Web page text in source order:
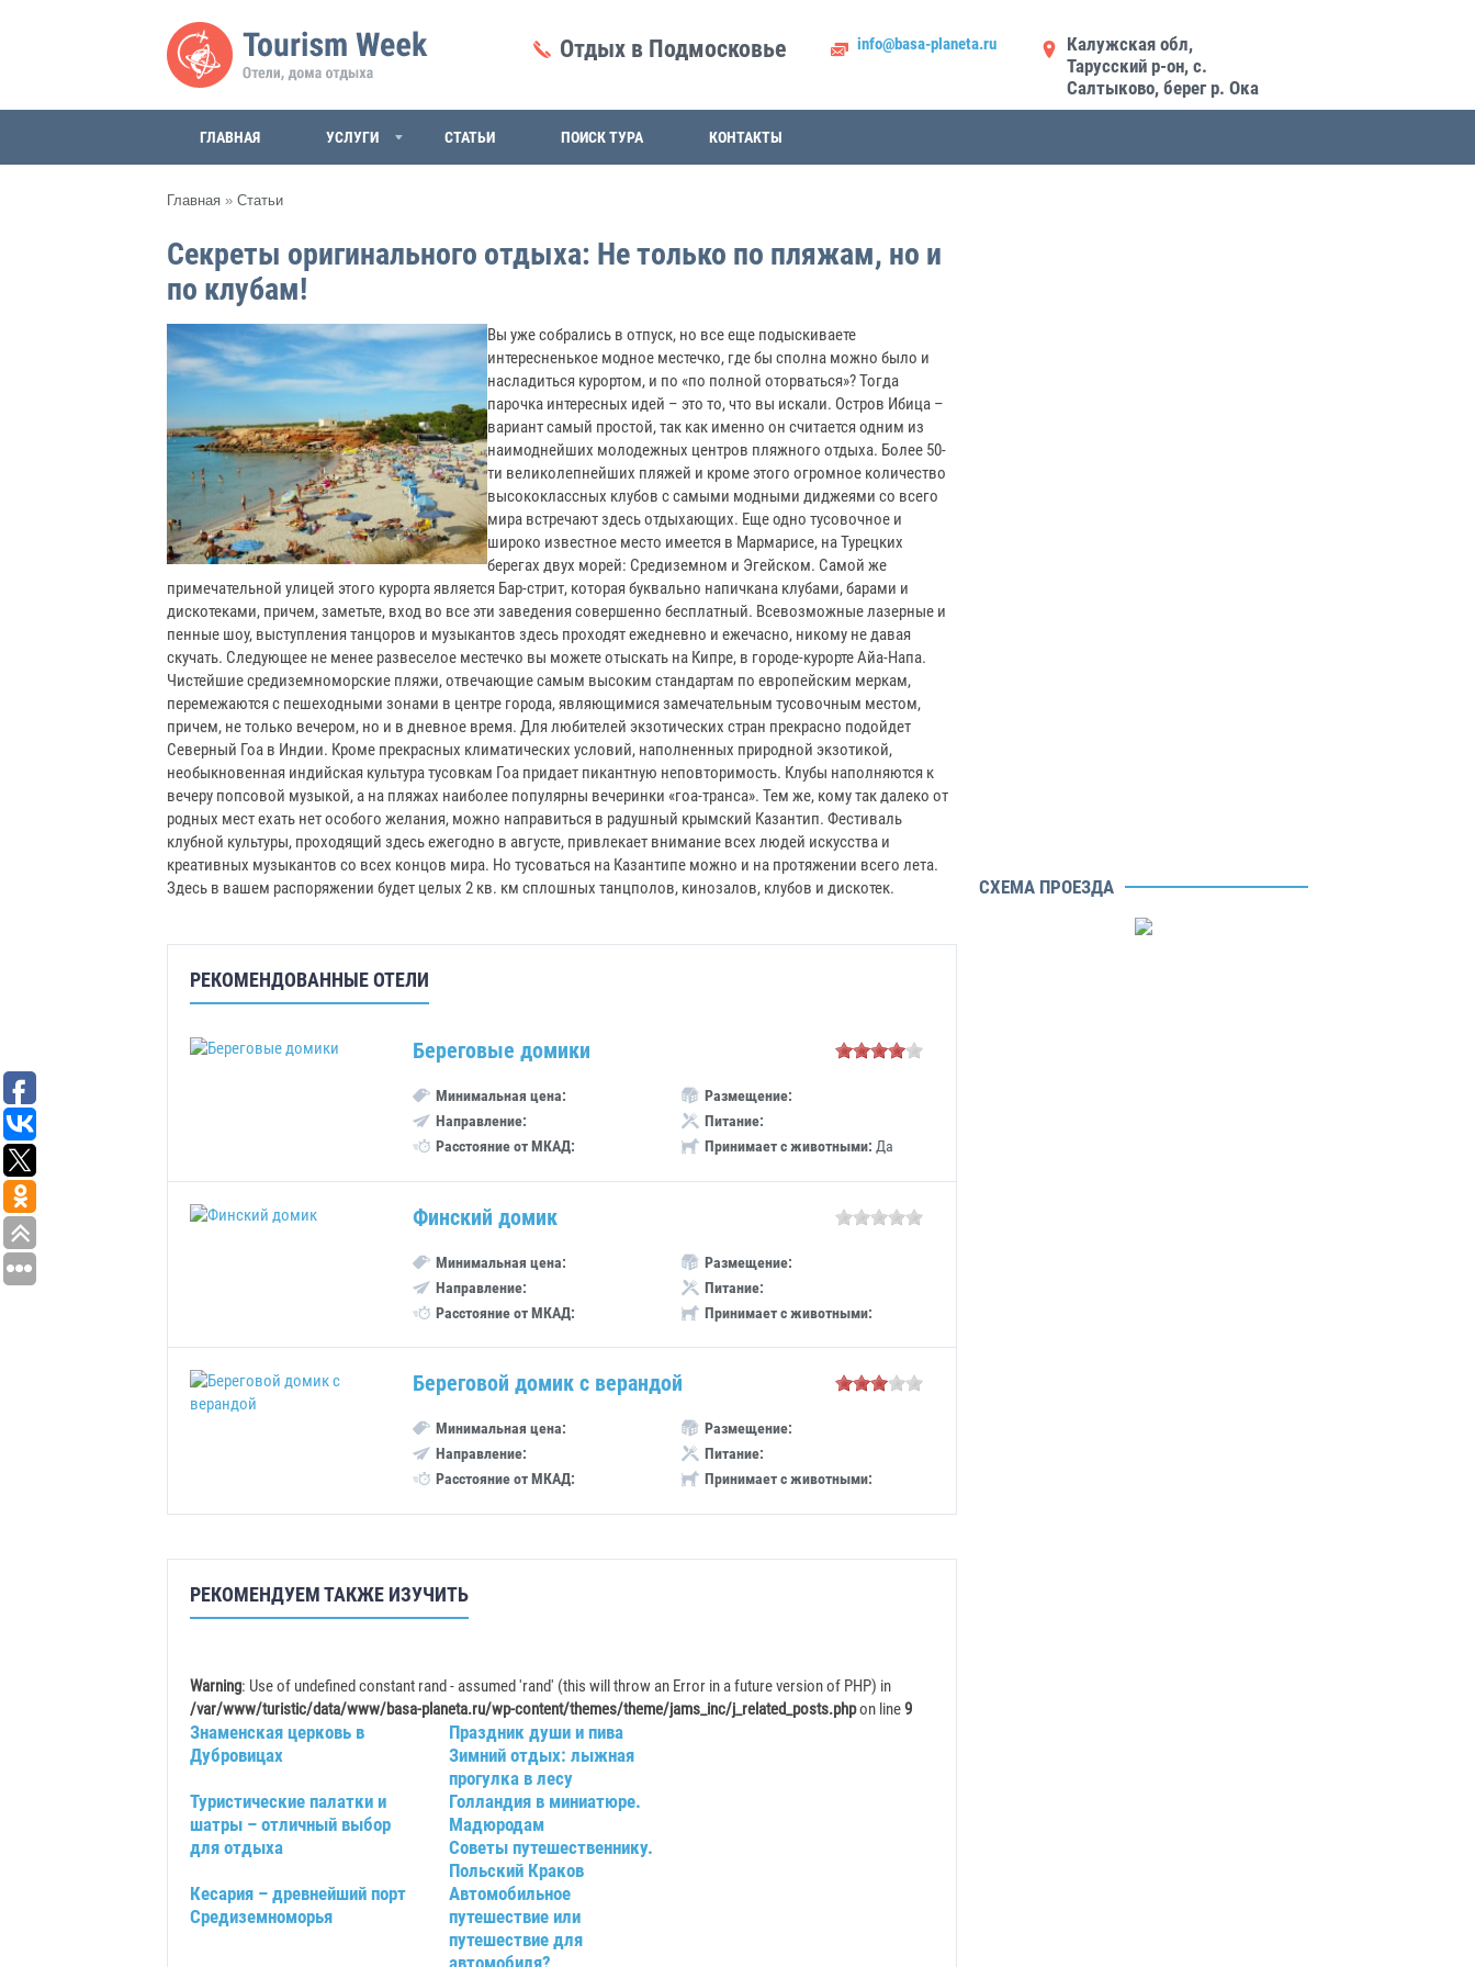
Отдых в Подмосковье info@basa-planeta.ru
Калужская обл,
Тарусский р-он, с.
Салтыково, берег р. Ока
ГЛАВНАЯ УСЛУГИ СТАТЬИ ПОИСК ТУРА КОНТАКТЫ
Главная » Статьи
Секреты оригинального отдыха: Не только по пляжам, но и
по клубам!
Вы уже собрались в отпуск, но все еще подыскиваете
интересненькое модное местечко, где бы сполна можно было и
насладиться курортом, и по «по полной оторваться»? Тогда
парочка интересных идей – это то, что вы искали. Остров Ибица –
вариант самый простой, так как именно он считается одним из
наимоднейших молодежных центров пляжного отдыха. Более 50-
ти великолепнейших пляжей и кроме этого огромное количество
высококлассных клубов с самыми модными диджеями со всего
мира встречают здесь отдыхающих. Еще одно тусовочное и
широко известное место имеется в Мармарисе, на Турецких
берегах двух морей: Средиземном и Эгейском. Самой же
примечательной улицей этого курорта является Бар-стрит, которая буквально напичкана клубами, барами и
дискотеками, причем, заметьте, вход во все эти заведения совершенно бесплатный. Всевозможные лазерные и
пенные шоу, выступления танцоров и музыкантов здесь проходят ежедневно и ежечасно, никому не давая
скучать. Следующее не менее развеселое местечко вы можете отыскать на Кипре, в городе-курорте Айа-Напа.
Чистейшие средиземноморские пляжи, отвечающие самым высоким стандартам по европейским меркам,
перемежаются с пешеходными зонами в центре города, являющимися замечательным тусовочным местом,
причем, не только вечером, но и в дневное время. Для любителей экзотических стран прекрасно подойдет
Северный Гоа в Индии. Кроме прекрасных климатических условий, наполненных природной экзотикой,
необыкновенная индийская культура тусовкам Гоа придает пикантную неповторимость. Клубы наполняются к
вечеру попсовой музыкой, а на пляжах наиболее популярны вечеринки «гоа-транса». Тем же, кому так далеко от
родных мест ехать нет особого желания, можно направиться в радушный крымский Казантип. Фестиваль
клубной культуры, проходящий здесь ежегодно в августе, привлекает внимание всех людей искусства и
креативных музыкантов со всех концов мира. Но тусоваться на Казантипе можно и на протяжении всего лета.
Здесь в вашем распоряжении будет целых 2 кв. км сплошных танцполов, кинозалов, клубов и дискотек.
РЕКОМЕНДОВАННЫЕ ОТЕЛИ
Береговые домики
Минимальная цена:
Направление:
Расстояние от МКАД:
Размещение:
Питание:
Принимает с животными: Да
Финский домик
Минимальная цена:
Направление:
Расстояние от МКАД:
Размещение:
Питание:
Принимает с животными:
Береговой домик с верандой
Минимальная цена:
Направление:
Расстояние от МКАД:
Размещение:
Питание:
Принимает с животными:
РЕКОМЕНДУЕМ ТАКЖЕ ИЗУЧИТЬ
Warning: Use of undefined constant rand - assumed 'rand' (this will throw an Error in a future version of PHP) in
/var/www/turistic/data/www/basa-planeta.ru/wp-content/themes/theme/jams_inc/j_related_posts.phpon line9
Знаменская церковь в
Дубровицах
Праздник души и пива
Зимний отдых: лыжная
прогулка в лесу
Туристические палатки и
шатры – отличный выбор
для отдыха
Голландия в миниатюре.
Мадюродам
Советы путешественнику.
Польский Краков
Кесария – древнейший порт
Средиземноморья
Автомобильное
путешествие или
путешествие для
автомобиля?
СХЕМА ПРОЕЗДА